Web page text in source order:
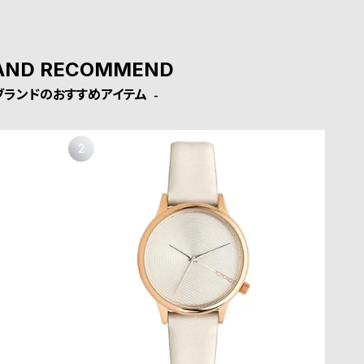
RECOMMEND
ランドのおすすめアイテム